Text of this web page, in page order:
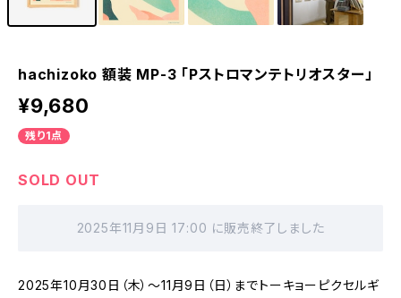
hachizoko 額装 MP-3 「Pストロマンテトリオスター」
¥9,680
残り1点
SOLD OUT
2025年11月9日 17:00 に販売終了しました
2025年10月30日（木）～11月9日（日）までトーキョーピクセルギ